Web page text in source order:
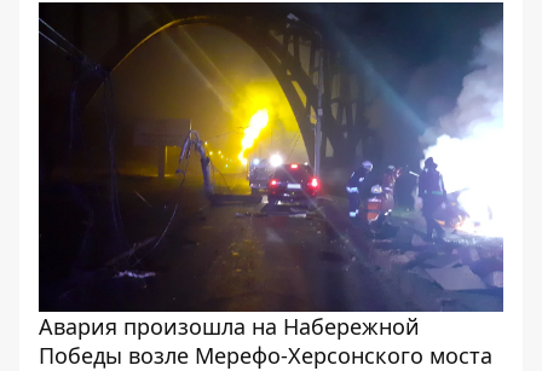
Авария произошла на Набережной
Победы возле Мерефо-Херсонского моста